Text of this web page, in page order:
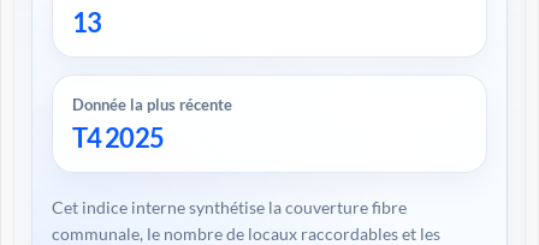
13
Donnée la plus récente
T4 2025
Cet indice interne synthétise la couverture fibre
communale, le nombre de locaux raccordables et les